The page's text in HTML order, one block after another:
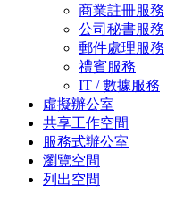
商業註冊服務
公司秘書服務
郵件處理服務
禮賓服務
IT / 數據服務
虛擬辦公室
共享工作空間
服務式辦公室
瀏覽空間
列出空間